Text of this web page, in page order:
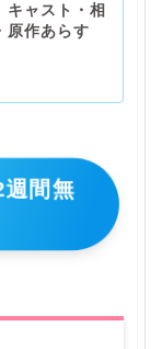
キャスト・相
原作あらす
間無